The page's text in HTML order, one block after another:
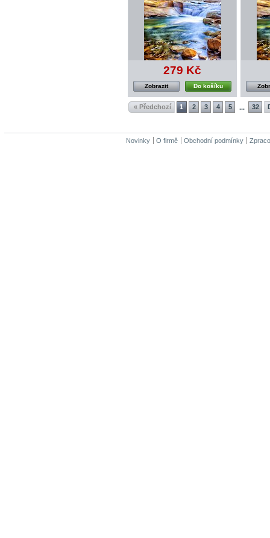
279 Kč
Do košíku
Zobrazit
« Předchozí 1 2 3 4 5 ... 32
Novinky O firmě Obchodní podmínky